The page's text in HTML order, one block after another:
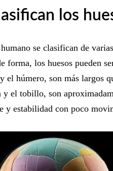
los
se clasifican de
forma, los huesos pueden
el húmero, son más largos
y el tobillo, son
y estabilidad con poco